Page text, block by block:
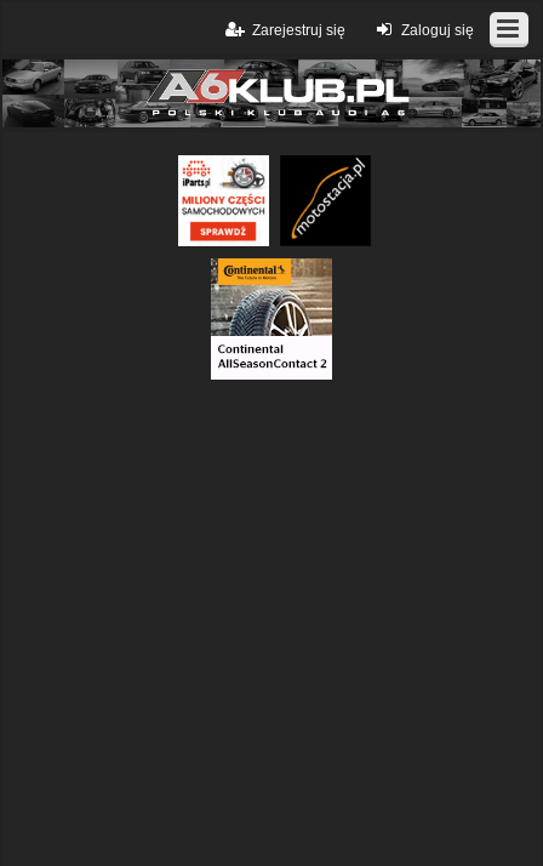
Zaloguj się
Zarejestruj się